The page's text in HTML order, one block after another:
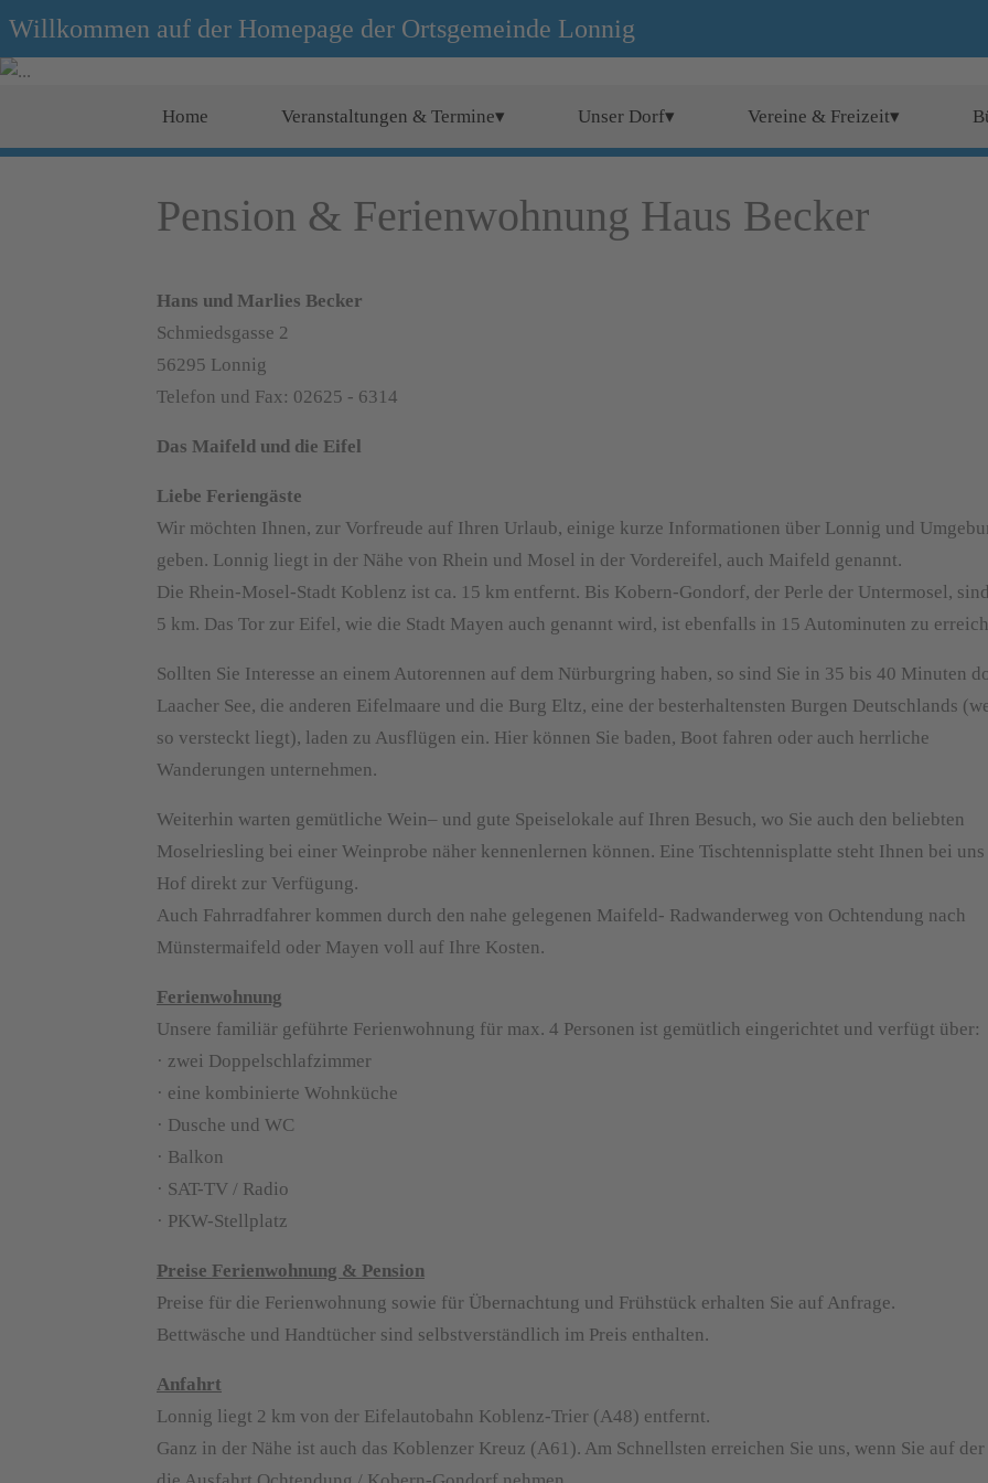
Willkommen auf der Homepage der Ortsgemeinde Lonnig
Home Veranstaltungen & Termine▾ Unser Dorf▾ Vereine & Freizeit▾
Pension & Ferienwohnung Haus Becker
Hans und Marlies Becker
Schmiedsgasse 2
56295 Lonnig
Telefon und Fax: 02625 - 6314
Das Maifeld und die Eifel
Liebe Feriengäste
Wir möchten Ihnen, zur Vorfreude auf Ihren Urlaub, einige kurze Informationen über Lonnig und
geben. Lonnig liegt in der Nähe von Rhein und Mosel in der Vordereifel, auch Maifeld genannt.
Die Rhein-Mosel-Stadt Koblenz ist ca. 15 km entfernt. Bis Kobern-Gondorf, der Perle der Untermosel,
5 km. Das Tor zur Eifel, wie die Stadt Mayen auch genannt wird, ist ebenfalls in 15 Autominuten zu
Sollten Sie Interesse an einem Autorennen auf dem Nürburgring haben, so sind Sie in 35 bis 40 Minuten
Laacher See, die anderen Eifelmaare und die Burg Eltz, eine der besterhaltensten Burgen Deutschlands
so versteckt liegt), laden zu Ausflügen ein. Hier können Sie baden, Boot fahren oder auch herrliche
Wanderungen unternehmen.
Weiterhin warten gemütliche Wein– und gute Speiselokale auf Ihren Besuch, wo Sie auch den beliebten
Moselriesling bei einer Weinprobe näher kennenlernen können. Eine Tischtennisplatte steht Ihnen bei
Hof direkt zur Verfügung.
Auch Fahrradfahrer kommen durch den nahe gelegenen Maifeld- Radwanderweg von Ochtendung nach
Münstermaifeld oder Mayen voll auf Ihre Kosten.
Ferienwohnung
Unsere familiär geführte Ferienwohnung für max. 4 Personen ist gemütlich eingerichtet und verfügt über:
· zwei Doppelschlafzimmer
· eine kombinierte Wohnküche
· Dusche und WC
· Balkon
· SAT-TV / Radio
· PKW-Stellplatz
Preise Ferienwohnung & Pension
Preise für die Ferienwohnung sowie für Übernachtung und Frühstück erhalten Sie auf Anfrage.
Bettwäsche und Handtücher sind selbstverständlich im Preis enthalten.
Anfahrt
Lonnig liegt 2 km von der Eifelautobahn Koblenz-Trier (A48) entfernt.
Ganz in der Nähe ist auch das Koblenzer Kreuz (A61). Am Schnellsten erreichen Sie uns, wenn Sie auf